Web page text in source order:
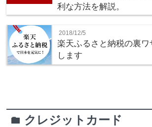
利な方法を解説。
2018/12/5
楽天ふるさと納税の裏ワ
します
folder クレジットカード